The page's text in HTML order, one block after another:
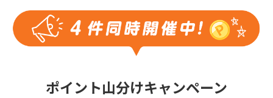
ポイント山分けキャンペーン